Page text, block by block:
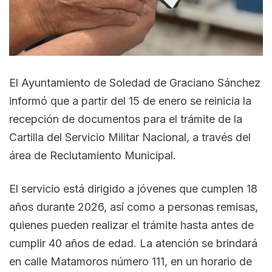
El Ayuntamiento de Soledad de Graciano Sánchez
informó que a partir del 15 de enero se reinicia la
recepción de documentos para el trámite de la
Cartilla del Servicio Militar Nacional, a través del
área de Reclutamiento Municipal.
El servicio está dirigido a jóvenes que cumplen 18
años durante 2026, así como a personas remisas,
quienes pueden realizar el trámite hasta antes de
cumplir 40 años de edad. La atención se brindará
en calle Matamoros número 111, en un horario de